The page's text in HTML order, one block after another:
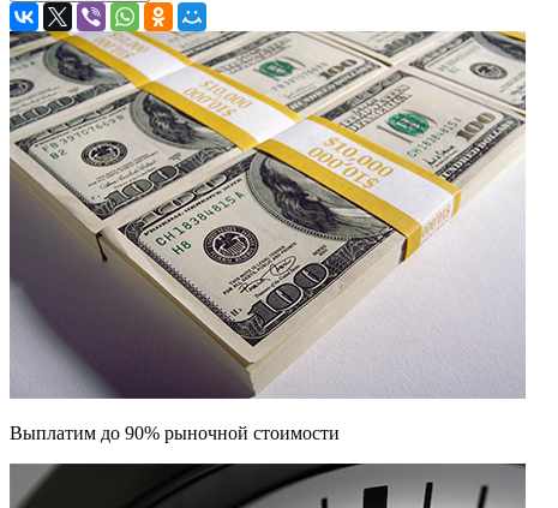
Выплатим до 90% рыночной стоимости